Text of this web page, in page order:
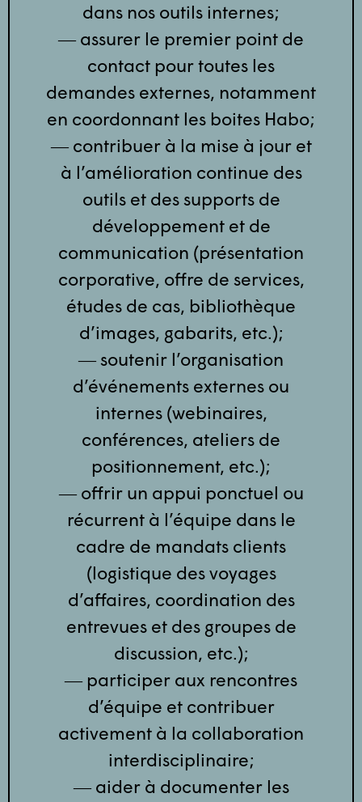
dans nos outils internes;
― assurer le premier point de
contact pour toutes les
demandes externes, notamment
en coordonnant les boites Habo;
― contribuer à la mise à jour et
à l’amélioration continue des
outils et des supports de
développement et de
communication (présentation
corporative, offre de services,
études de cas, bibliothèque
d’images, gabarits, etc.);
― soutenir l’organisation
d’événements externes ou
internes (webinaires,
conférences, ateliers de
positionnement, etc.);
― offrir un appui ponctuel ou
récurrent à l’équipe dans le
cadre de mandats clients
(logistique des voyages
d’affaires, coordination des
entrevues et des groupes de
discussion, etc.);
― participer aux rencontres
d’équipe et contribuer
activement à la collaboration
interdisciplinaire;
― aider à documenter les